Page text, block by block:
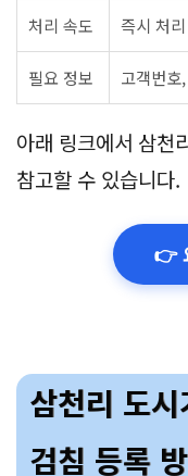
처리 속도 즉시 처리
필요 정보 고객번호
아래 링크에서 삼천
참고할 수 있습니다.
👉
삼천리 도
검침 등록